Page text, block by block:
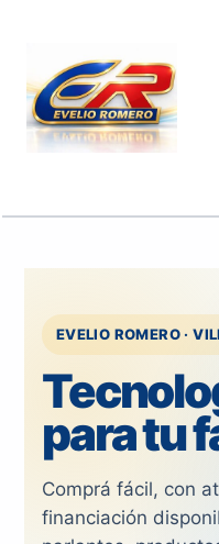
contenido
EVELIO ROMERO ·
para tu
Comprá fácil, con
financiación